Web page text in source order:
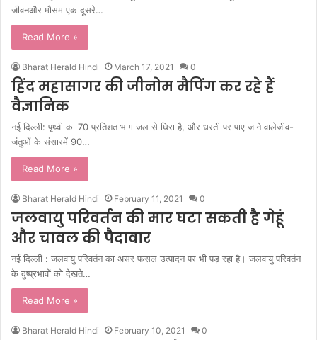
जीवनऔर मौसम एक दूसरे…
Read More »
Bharat Herald Hindi March 17, 2021 0
हिंद महासागर की जीनोम मैपिंग कर रहे हैं
वैज्ञानिक
नई दिल्ली: पृथ्वी का 70 प्रतिशत भाग जल से घिरा है, और धरती पर पाए जाने वालेजीव-
जंतुओं के संसारमें 90…
Read More »
Bharat Herald Hindi February 11, 2021 0
जलवायु परिवर्तन की मार घटा सकती है गेहूं
और चावल की पैदावार
नई दिल्ली : जलवायु परिवर्तन का असर फसल उत्पादन पर भी पड़ रहा है। जलवायु परिवर्तन
के दुष्प्रभावों को देखते…
Read More »
Bharat Herald Hindi February 10, 2021 0